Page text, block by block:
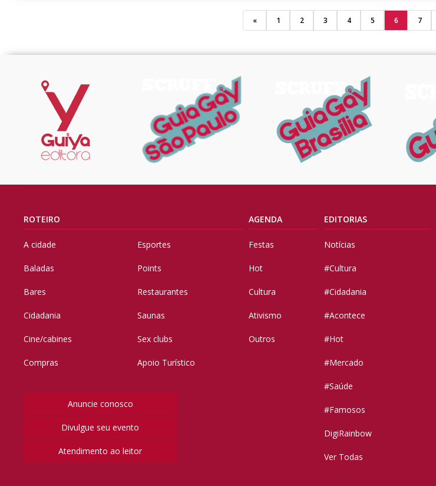
« 1 2 3 4 5 6 7
ROTEIRO
A cidade
Baladas
Bares
Cidadania
Cine/cabines
Compras
Esportes
Points
Restaurantes
Saunas
Sex clubs
Apoio Turístico
Anuncie conosco
Divulgue seu evento
Atendimento ao leitor
AGENDA
Festas
Hot
Cultura
Ativismo
Outros
EDITORIAS
Notícias
#Cultura
#Cidadania
#Acontece
#Hot
#Mercado
#Saúde
#Famosos
DigiRainbow
Ver Todas